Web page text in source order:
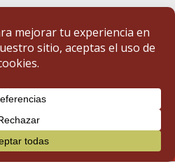
| Diputación de Badajoz